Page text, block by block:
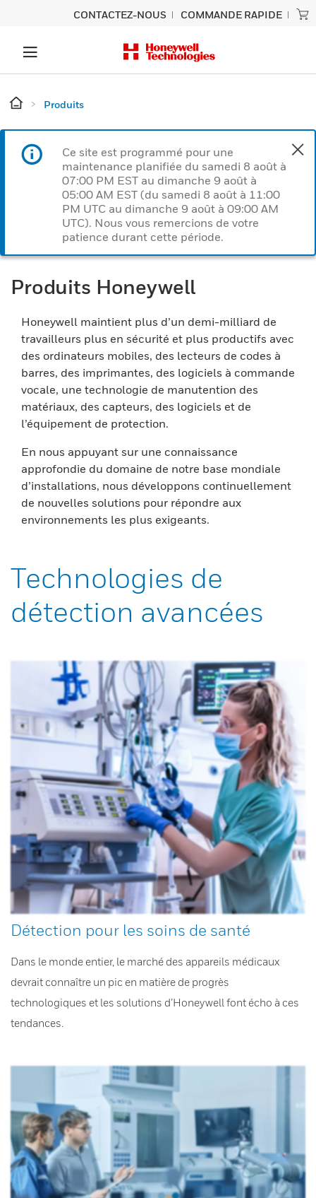
CONTACTEZ-NOUS COMMANDE RAPIDE
Produits
Ce site est programmé pour une
maintenance planifiée du samedi 8 août à
07:00 PM EST au dimanche 9 août à
05:00 AM EST (du samedi 8 août à 11:00
PM UTC au dimanche 9 août à 09:00 AM
UTC). Nous vous remercions de votre
patience durant cette période.
Produits Honeywell
Honeywell maintient plus d’un demi-milliard de
travailleurs plus en sécurité et plus productifs avec
des ordinateurs mobiles, des lecteurs de codes à
barres, des imprimantes, des logiciels à commande
vocale, une technologie de manutention des
matériaux, des capteurs, des logiciels et de
l’équipement de protection.
En nous appuyant sur une connaissance
approfondie du domaine de notre base mondiale
d’installations, nous développons continuellement
de nouvelles solutions pour répondre aux
environnements les plus exigeants.
Technologies de
détection avancées
Détection pour les soins de santé
Dans le monde entier, le marché des appareils médicaux
devrait connaître un pic en matière de progrès
technologiques et les solutions d’Honeywell font écho à ces
tendances.